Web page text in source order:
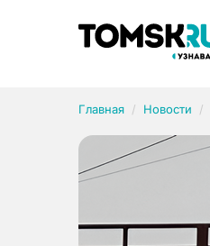
Главная Новости
Рубрики